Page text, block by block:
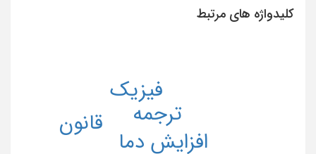
کلیدواژه های مرتبط
افزایش دما
ترجمه
فیزیک
قانون